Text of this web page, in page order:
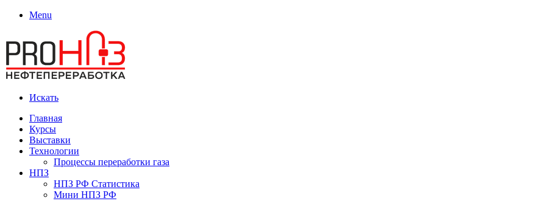
Menu
Искать
Главная
Курсы
Выставки
Технологии
Процессы переработки газа
НПЗ
НПЗ РФ Статистика
Мини НПЗ РФ